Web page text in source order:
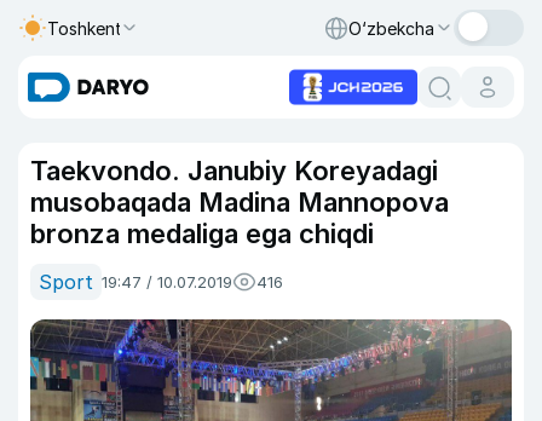
Toshkent O‘zbekcha
Taekvondo. Janubiy Koreyadagi
musobaqada Madina Mannopova
bronza medaliga ega chiqdi
Sport 19:47 / 10.07.2019 416